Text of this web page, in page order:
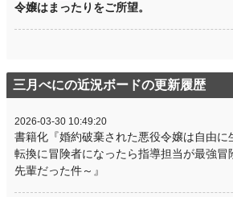
令嬢はまったりをご所望。
三月べにの近況ボードの更新履歴
2026-03-30 10:49:20
書籍化『婚約破棄された悪役令嬢は自由に
転換に冒険者になったら指導担当が最強冒
先輩だった件～』